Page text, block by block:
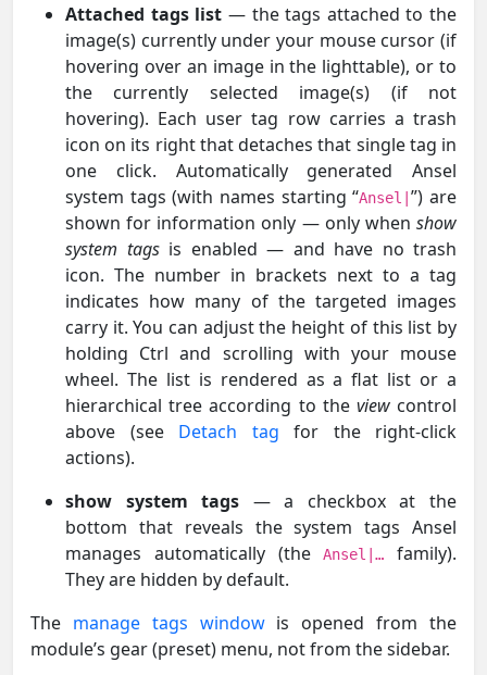
Attached tags list — the tags attached to the
image(s) currently under your mouse cursor (if
hovering over an image in the lighttable), or to
the currently selected image(s) (if not
hovering). Each user tag row carries a trash
icon on its right that detaches that single tag in
one click. Automatically generated Ansel
system tags (with names starting “Ansel|”) are
shown for information only — only when show
system tagsis enabled — and have no trash
icon. The number in brackets next to a tag
indicates how many of the targeted images
carry it. You can adjust the height of this list by
holding Ctrl and scrolling with your mouse
wheel. The list is rendered as a flat list or a
hierarchical tree according to the viewcontrol
above (see Detach tag for the right-click
actions).
show system tags — a checkbox at the
bottom that reveals the system tags Ansel
manages automatically (theAnsel|…
family).
They are hidden by default.
The manage tags windowis opened from the
module’s gear (preset) menu, not from the sidebar.